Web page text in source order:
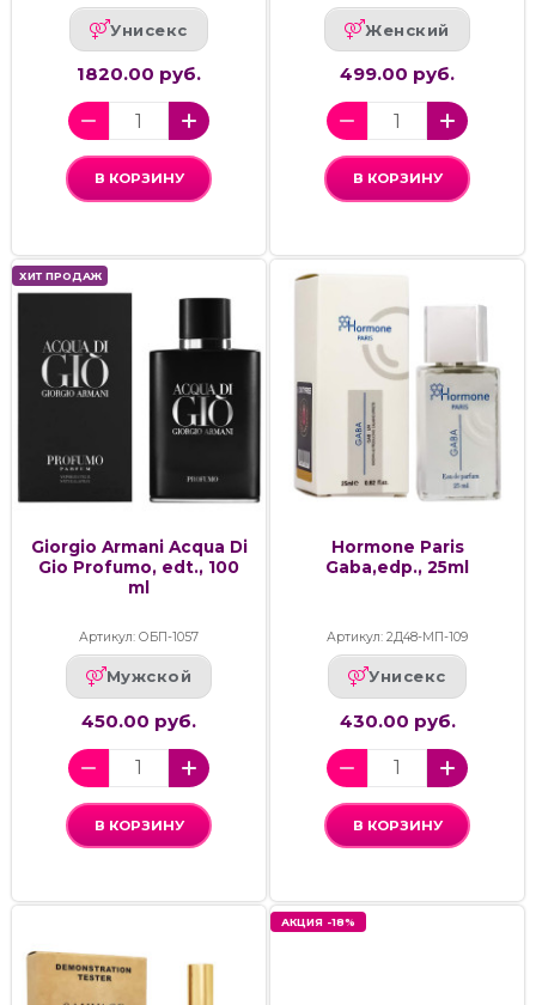
Унисекс
1820.00 руб.
В КОРЗИНУ
Женский
499.00 руб.
В КОРЗИНУ
ХИТ ПРОДАЖ
Giorgio Armani Acqua Di
Gio Profumo, edt., 100
ml
Артикул: ОБП-1057
Мужской
450.00 руб.
В КОРЗИНУ
Hormone Paris
Gaba,edp., 25ml
Артикул: 2Д48-МП-109
Унисекс
430.00 руб.
В КОРЗИНУ
АКЦИЯ -18%